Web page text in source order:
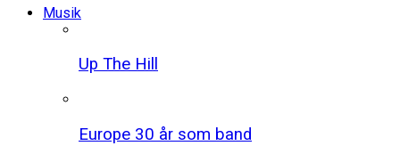
Musik
Up The Hill
Europe 30 år som band